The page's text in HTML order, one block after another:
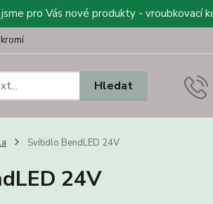
pro Vás nové produkty - vroubkovací
Hledat
Svítidlo BendLED 24V
24V